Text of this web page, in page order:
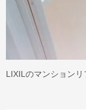
LIXILのマンションリ